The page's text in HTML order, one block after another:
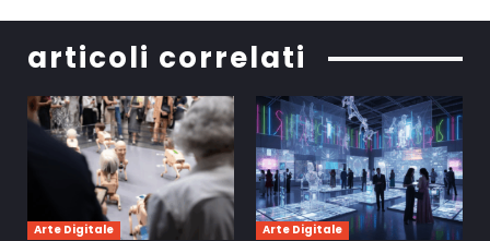
articoli correlati
Arte Digitale Arte Digitale